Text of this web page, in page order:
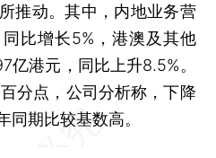
推动。其中，内地业务营
比增长5%，港澳及其他
亿港元，同比上升8.5%。
分点，公司分析称，下降
同期比较基数高。